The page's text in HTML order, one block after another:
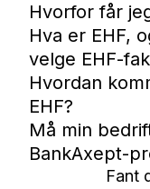
Hvorfor får
Hva er EHF,
velge EHF-
Hvordan
EHF?
Må min
BankAxept-
Fant